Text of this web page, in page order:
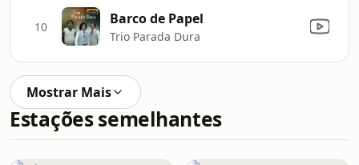
10 Barco de Papel
Trio Parada Dura
Mostrar Mais
Estações semelhantes